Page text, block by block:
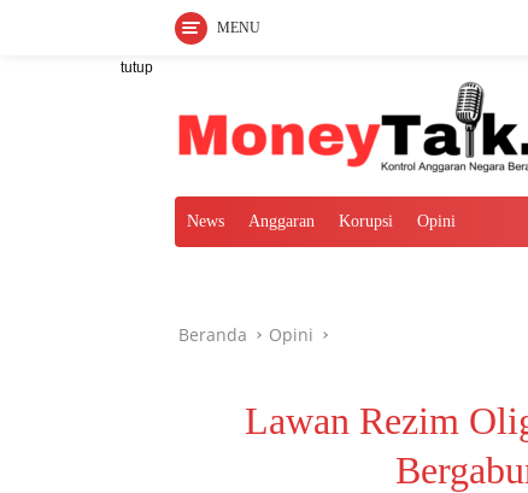
MENU
tutup
News Anggaran Korupsi Opini
Beranda Opini
Lawan Rezim